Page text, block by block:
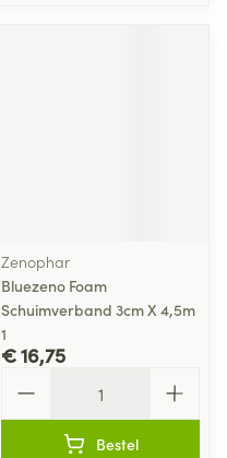
Zenophar
Bluezeno Foam
Schuimverband 3cm X 4,5m
1
€ 16,75
Bestel